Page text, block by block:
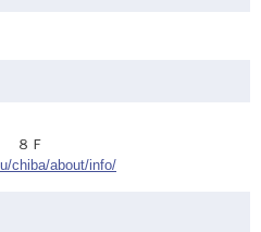
８Ｆ
chiba/about/info/